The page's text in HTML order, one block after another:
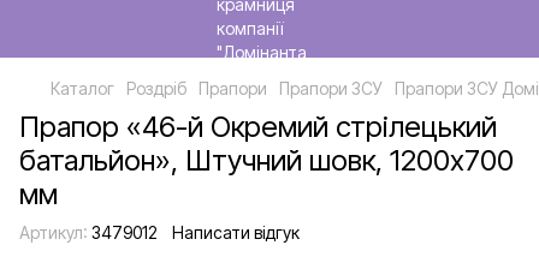
Каталог Роздріб Прапори Прапори ЗСУ Прапори ЗСУ
Прапор «46-й Окремий стрілецький
батальйон», Штучний шовк, 1200х700
мм
Артикул: 3479012 Написати відгук